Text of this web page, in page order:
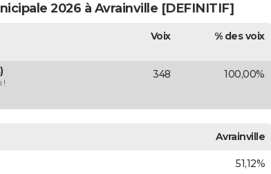
2026 à Avrainville [DEFINITIF]
Voix % des voix
!
348 100,00%
Avrainville
51,12%